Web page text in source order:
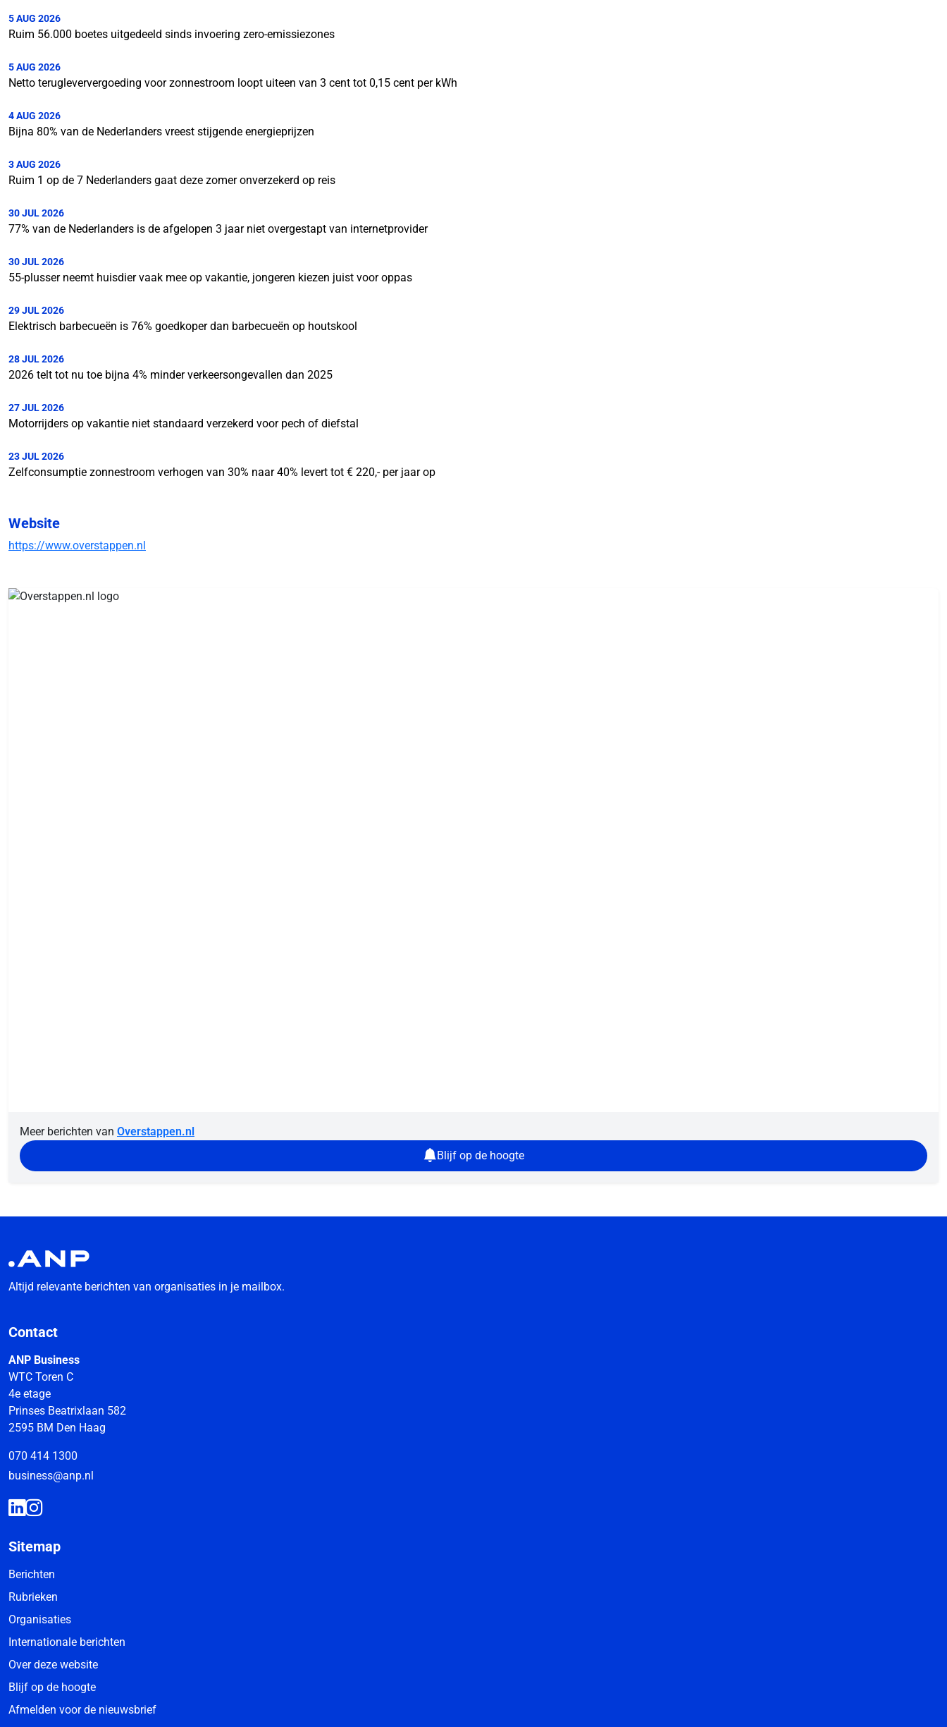
5 AUG 2026
Ruim 56.000 boetes uitgedeeld sinds invoering zero-emissiezones
5 AUG 2026
Netto terugleververgoeding voor zonnestroom loopt uiteen van 3 cent tot 0,15 cent per kWh
4 AUG 2026
Bijna 80% van de Nederlanders vreest stijgende energieprijzen
3 AUG 2026
Ruim 1 op de 7 Nederlanders gaat deze zomer onverzekerd op reis
30 JUL 2026
77% van de Nederlanders is de afgelopen 3 jaar niet overgestapt van internetprovider
30 JUL 2026
55-plusser neemt huisdier vaak mee op vakantie, jongeren kiezen juist voor oppas
29 JUL 2026
Elektrisch barbecueën is 76% goedkoper dan barbecueën op houtskool
28 JUL 2026
2026 telt tot nu toe bijna 4% minder verkeersongevallen dan 2025
27 JUL 2026
Motorrijders op vakantie niet standaard verzekerd voor pech of diefstal
23 JUL 2026
Zelfconsumptie zonnestroom verhogen van 30% naar 40% levert tot € 220,- per jaar op
Website
https://www.overstappen.nl
Meer berichten van Overstappen.nl
Blijf op de hoogte
Altijd relevante berichten van organisaties in je mailbox.
Contact
ANP Business
WTC Toren C
4e etage
Prinses Beatrixlaan 582
2595 BM Den Haag
070 414 1300
business@anp.nl
Sitemap
Berichten
Rubrieken
Organisaties
Internationale berichten
Over deze website
Blijf op de hoogte
Afmelden voor de nieuwsbrief